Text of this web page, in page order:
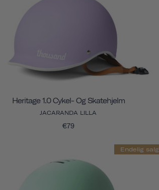
Heritage 1.0 Cykel- Og Skatehjelm
JACARANDA LILLA
€79
Endelig salg